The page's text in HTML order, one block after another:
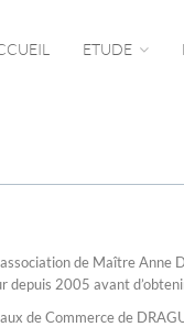
ETUDE
de Maître Anne
2005 avant
de Commerce de